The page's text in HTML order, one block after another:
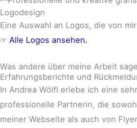
Logodesign
Eine Auswahl an Logos, die von
☞ Alle Logos ansehen.
Was andere über meine Arbeit
Erfahrungsberichte und
In Andrea Wölfl erlebe ich eine
professionelle Partnerin, die
meiner Webseite als auch von